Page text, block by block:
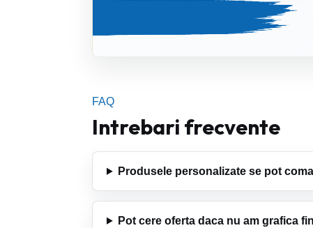
FAQ
Intrebari frecvente
Produsele personalizate se pot
Pot cere oferta daca nu am grafica